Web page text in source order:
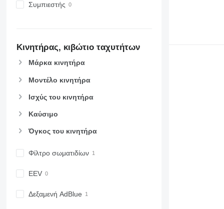
Συμπιεστής
Κινητήρας, κιβώτιο ταχυτήτων
Μάρκα κινητήρα
Μοντέλο κινητήρα
Ισχύς του κινητήρα
Καύσιμο
Όγκος του κινητήρα
Φίλτρο σωματιδίων
EEV
Δεξαμενή AdBlue